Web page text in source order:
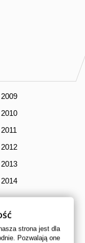
strona jest dla
Pozwalają one